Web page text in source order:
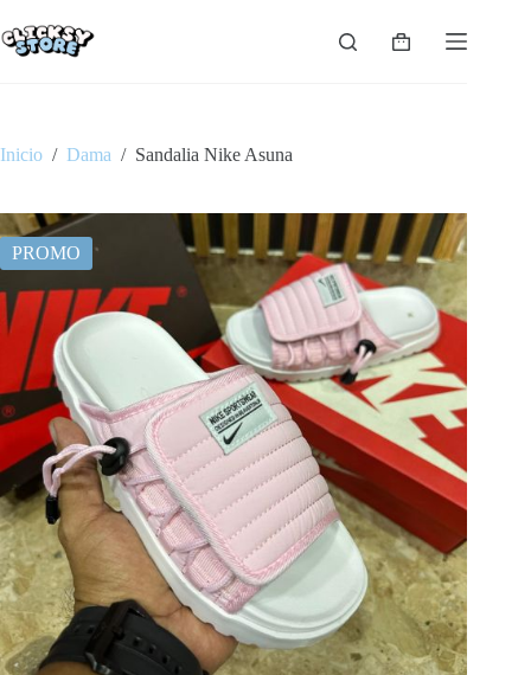
al
contenido
Carro
Inicio / Dama / Sandalia Nike Asuna
PROMO